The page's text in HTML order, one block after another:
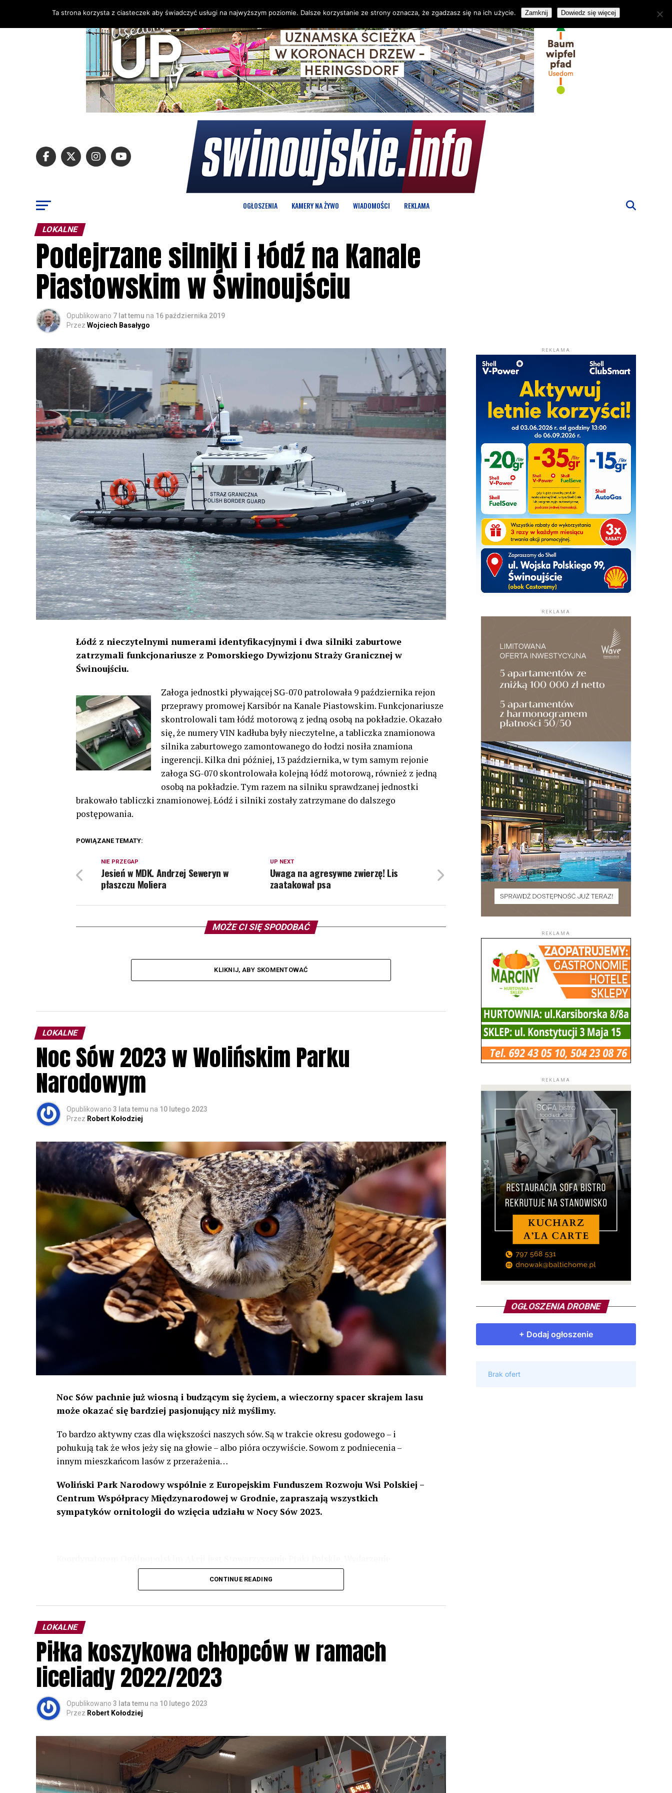
OGŁOSZENIA KAMERY NA ŻYWO WIADOMOŚCI REKLAMA
LOKALNE
Podejrzane silniki i łódź na Kanale
Piastowskim w Świnoujściu
Opublikowano 7 lat temu na 16 października 2019
Przez Wojciech Basałygo
Łódź z nieczytelnymi numerami identyfikacyjnymi i dwa silniki zaburtowe
zatrzymali funkcjonariusze z Pomorskiego Dywizjonu Straży Granicznej w
Świnoujściu.
Załoga jednostki pływającej SG-070 patrolowała 9 października rejon
przeprawy promowej Karsibór na Kanale Piastowskim. Funkcjonariusze
skontrolowali tam łódź motorową z jedną osobą na pokładzie. Okazało
się, że numery VIN kadłuba były nieczytelne, a tabliczka znamionowa
silnika zaburtowego zamontowanego do łodzi nosiła znamiona
ingerencji. Kilka dni później, 13 października, w tym samym rejonie
załoga SG-070 skontrolowała kolejną łódź motorową, również z jedną
osobą na pokładzie. Tym razem na silniku sprawdzanej jednostki
brakowało tabliczki znamionowej. Łódź i silniki zostały zatrzymane do dalszego
postępowania.
POWIĄZANE TEMATY:
UP NEXT
Uwaga na agresywne zwierzę! Lis
zaatakował psa
NIE PRZEGAP
Jesień w MDK. Andrzej Seweryn w
płaszczu Moliera
MOŻE CI SIĘ SPODOBAĆ
KLIKNIJ, ABY SKOMENTOWAĆ
LOKALNE
Noc Sów 2023 w Wolińskim Parku
Narodowym
Opublikowano 3 lata temu na 10 lutego 2023
Przez Robert Kołodziej
Noc Sów pachnie już wiosną i budzącym się życiem, a wieczorny spacer skrajem lasu
może okazać się bardziej pasjonujący niż myślimy.
To bardzo aktywny czas dla większości naszych sów. Są w trakcie okresu godowego – i
pohukują tak że włos jeży się na głowie – albo pióra oczywiście. Sowom z podniecenia –
innym mieszkańcom lasów z przerażenia…
Woliński Park Narodowy wspólnie z Europejskim Funduszem Rozwoju Wsi Polskiej –
Centrum Współpracy Międzynarodowej w Grodnie, zapraszają wszystkich
sympatyków ornitologii do wzięcia udziału w Nocy Sów 2023.
odbędzie się w dniach24 i 25 lutego 2023 r. wg harmonogramu przedstawionego na
Wszystkich uczestników zapraszamy do udziału w Akcji, włączenia się w aktywne
rozpoznawanie głosów sów i wymianę doświadczeń przy grillu.Na wydarzenie obowiązują
zapisy.
CONTINUE READING
LOKALNE
Piłka koszykowa chłopców w ramach
liceliady 2022/2023
Opublikowano 3 lata temu na 10 lutego 2023
Przez Robert Kołodziej
REKLAMA
REKLAMA
REKLAMA
REKLAMA
OGŁOSZENIA DROBNE
Ta strona korzysta z ciasteczek aby świadczyć usługi na najwyższym poziomie. Dalsze korzystanie ze strony oznacza, że zgadzasz się na ich użycie. Zamknij Dowiedz się więcej